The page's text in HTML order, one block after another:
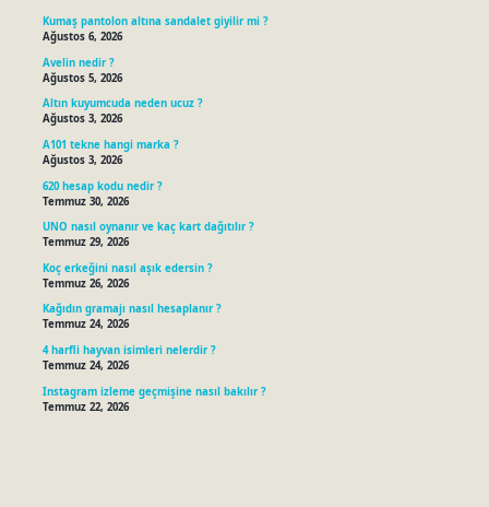
Kumaş pantolon altına sandalet giyilir mi ?
Ağustos 6, 2026
Avelin nedir ?
Ağustos 5, 2026
Altın kuyumcuda neden ucuz ?
Ağustos 3, 2026
A101 tekne hangi marka ?
Ağustos 3, 2026
620 hesap kodu nedir ?
Temmuz 30, 2026
UNO nasıl oynanır ve kaç kart dağıtılır ?
Temmuz 29, 2026
Koç erkeğini nasıl aşık edersin ?
Temmuz 26, 2026
Kağıdın gramajı nasıl hesaplanır ?
Temmuz 24, 2026
4 harfli hayvan isimleri nelerdir ?
Temmuz 24, 2026
Instagram izleme geçmişine nasıl bakılır ?
Temmuz 22, 2026